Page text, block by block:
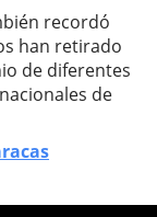
recordó
han retirado
de diferentes
de